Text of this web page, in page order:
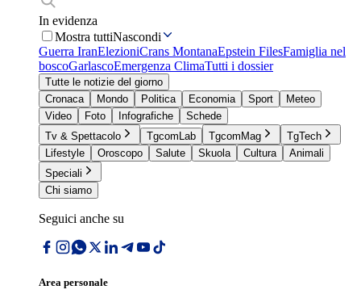
In evidenza
Mostra tuttiNascondi
Guerra IranElezioniCrans MontanaEpstein FilesFamiglia nel
boscoGarlascoEmergenza ClimaTutti i dossier
Tutte le notizie del giorno
Cronaca
Mondo Politica Economia Sport
Meteo
Video
Foto Infografiche
Schede
Tv & Spettacolo
TgcomLab TgcomMag
TgTech
Lifestyle
Oroscopo Salute Skuola Cultura
Animali
Speciali
Chi siamo
Seguici anche su
Area personale